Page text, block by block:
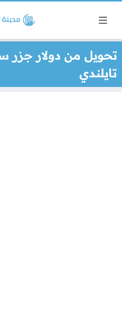
تحويل من دولار جزر
تايلندي